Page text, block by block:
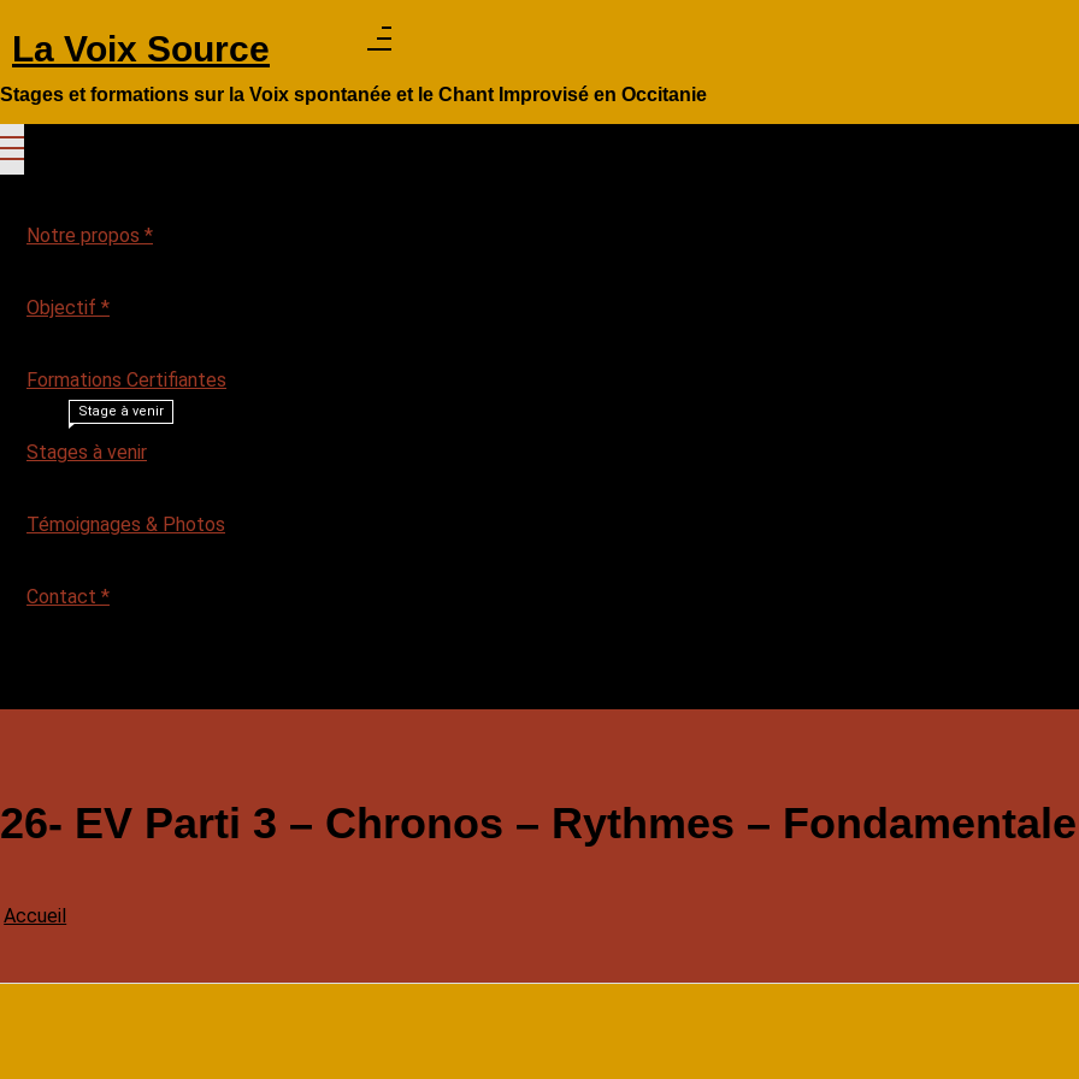
au
contenu
La Voix Source
Stages et formations sur la Voix spontanée et le Chant Improvisé en Occitanie
Notre propos *
Objectif *
Formations Certifiantes
Stages à venir
Stage à venir
Témoignages & Photos
Contact *
26- EV Parti 3 – Chronos – Rythmes –
Accueil